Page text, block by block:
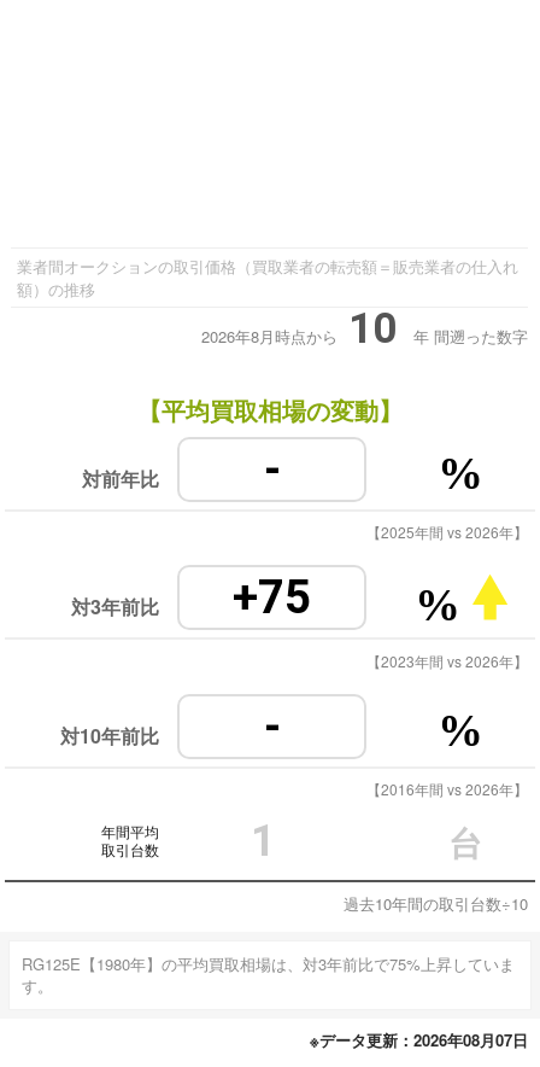
業者間オークションの取引価格（買取業者の転売額＝販売業者の仕入れ
額）の推移
2026年8月時点から 10 年 間遡った数字
【平均買取相場の変動】
対前年比 - %
【2025年間 vs 2026年】
対3年前比 +75 %
【2023年間 vs 2026年】
対10年前比 - %
【2016年間 vs 2026年】
年間平均
取引台数
1 台
過去10年間の取引台数÷10
RG125E【1980年】の平均買取相場は、対3年前比で75%上昇していま
す。
※データ更新：2026年08月07日